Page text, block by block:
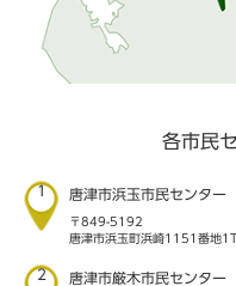
各市民
1 唐津市浜玉市民センター
〒849-5192
唐津市浜玉町浜崎1151番地1
2 唐津市厳木市民センター